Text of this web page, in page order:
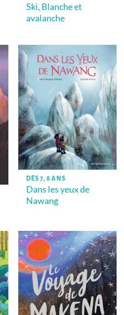
Ski, Blanche et
avalanche
DÈS 7, 8 ANS
Dans les yeux de
Nawang